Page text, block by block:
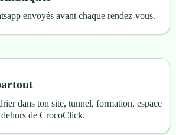
envoyés avant chaque rendez-vous.
dans ton site, tunnel, formation, espace
de CrocoClick.